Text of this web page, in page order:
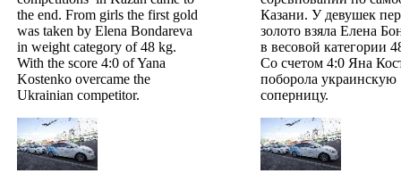
the end. From girls the first gold
was taken by Elena Bondareva
in weight category of 48 kg.
With the score 4:0 of Yana
Kostenko overcame the
Ukrainian competitor.
Казани. У девушек
золото взяла Елена
в весовой категории
Со счетом 4:0 Яна
поборола украинскую
соперницу.